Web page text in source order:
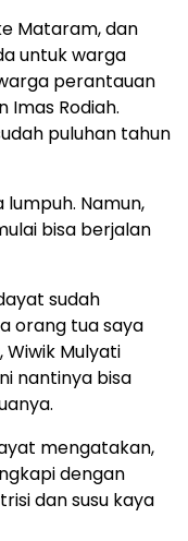
Mataram, dan
untuk warga
perantauan
Imas Rodiah.
puluhan tahun
Namun,
bisa berjalan
sudah
orang tua saya
Wiwik Mulyati
nantinya bisa
mengatakan,
dengan
dan susu kaya